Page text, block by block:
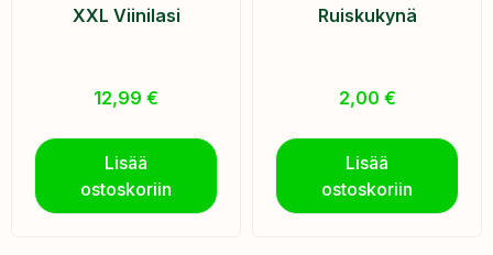
XXL Viinilasi
12,99 €
Lisää
ostoskoriin
Ruiskukynä
2,00 €
Lisää
ostoskoriin